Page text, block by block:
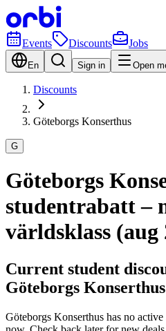
Events Discounts Jobs
En Sign in Open
Discounts
Göteborgs Konserthus
G
Göteborgs
studentrabatt –
världsklass (aug
Current student
Göteborgs Konserthus
Göteborgs Konserthus has no